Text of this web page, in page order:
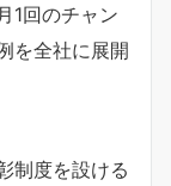
1回のチャン
を全社に展開
制度を設ける